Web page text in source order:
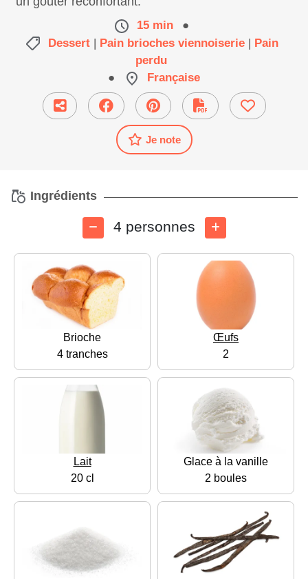
15 min
●
Dessert | Pain brioches viennoiserie | Pain
perdu
●
Française
Je note
Ingrédients
4 personnes
Brioche
4 tranches
Œufs
2
Lait
20 cl
Glace à la vanille
2 boules